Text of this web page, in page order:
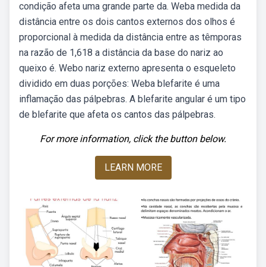
condição afeta uma grande parte da. Weba medida da
distância entre os dois cantos externos dos olhos é
proporcional à medida da distância entre as têmporas
na razão de 1,618 a distância da base do nariz ao
queixo é. Webo nariz externo apresenta o esqueleto
dividido em duas porções: Weba blefarite é uma
inflamação das pálpebras. A blefarite angular é um tipo
de blefarite que afeta os cantos das pálpebras.
For more information, click the button below.
LEARN MORE